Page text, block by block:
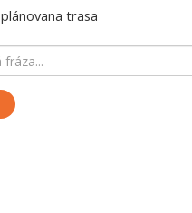
plánovana trasa